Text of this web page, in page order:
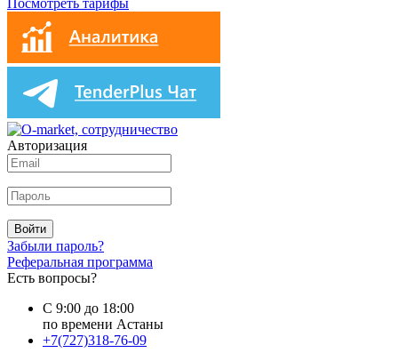
Авторизация
Войти
Забыли пароль?
Реферальная программа
Есть вопросы?
С 9:00 до 18:00
по времени Астаны
+7(727)318-76-09